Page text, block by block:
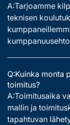
A:Tarjoamme
teknisen
Q:Kuinka monta
toimitus?
A:Toimitusaika
mallin ja
tapahtuvan